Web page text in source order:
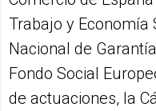
Trabajo y Economía
Nacional de
Fondo Social
de actuaciones, la